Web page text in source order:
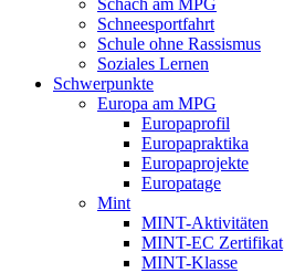
Schach am MPG
Schneesportfahrt
Schule ohne Rassismus
Soziales Lernen
Schwerpunkte
Europa am MPG
Europaprofil
Europapraktika
Europaprojekte
Europatage
Mint
MINT-Aktivitäten
MINT-EC Zertifikat
MINT-Klasse